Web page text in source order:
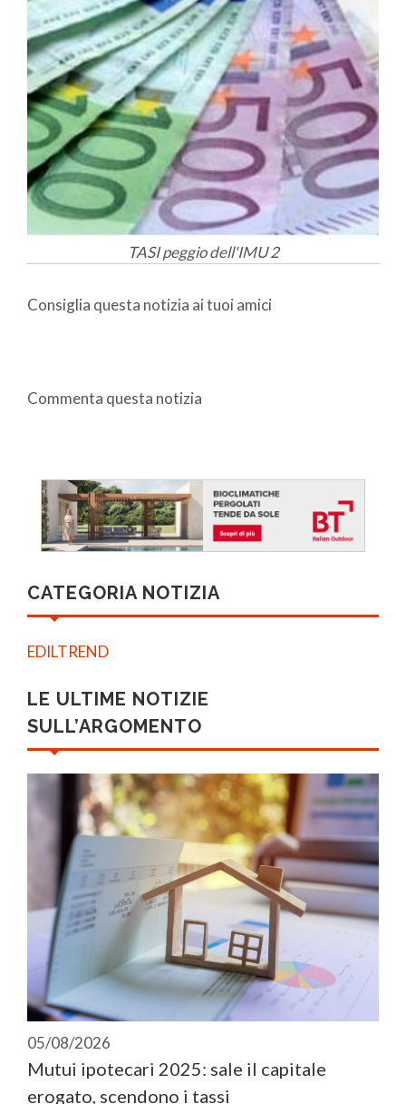
TASI peggio dell'IMU 2
Consiglia questa notizia ai tuoi amici
Commenta questa notizia
CATEGORIA NOTIZIA
EDILTREND
LE ULTIME NOTIZIE
SULL’ARGOMENTO
05/08/2026
Mutui ipotecari 2025: sale il capitale
erogato, scendono i tassi